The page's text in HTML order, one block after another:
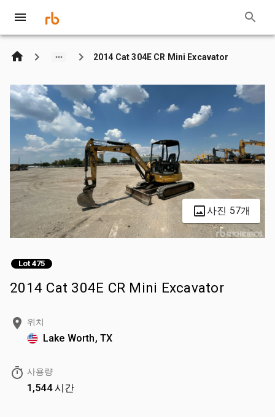
2014 Cat 304E CR Mini Excavator
사진 57개
Lot 475
2014 Cat 304E CR Mini Excavator
위치
Lake Worth, TX
사용량
1,544 시간